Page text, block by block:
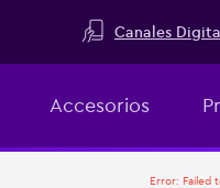
Canales
Accesorios
Error: Failed